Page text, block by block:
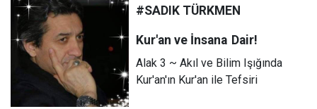
#SADIK TÜRKMEN
Kur'an ve İnsana Dair!
Alak 3 ~ Akıl ve Bilim Işığında
Kur'an'ın Kur'an ile Tefsiri